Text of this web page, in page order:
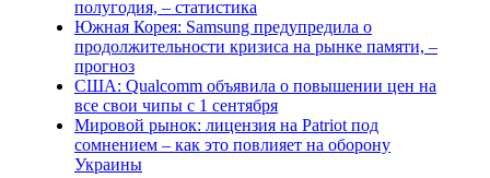
полугодия, – статистика
Южная Корея: Samsung предупредила о
продолжительности кризиса на рынке памяти, –
прогноз
США: Qualcomm объявила о повышении цен на
все свои чипы с 1 сентября
Мировой рынок: лицензия на Patriot под
сомнением – как это повлияет на оборону
Украины